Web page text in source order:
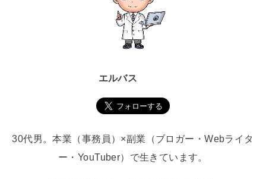
エルバス
30代男。本業（事務員）×副業（ブロガー・Webライタ
ー・YouTuber）で生きています。